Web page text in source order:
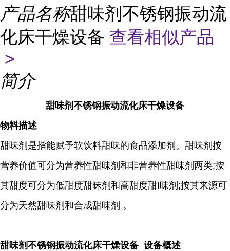
产品名称甜味剂不锈钢振动流
化床干燥设备 查看相似产品
>
简介
甜味剂不锈钢振动流化床干燥设备
物料描述
甜味剂是指能赋予软饮料甜味的食品添加剂。甜味剂按
营养价值可分为营养性甜味剂和非营养性甜味剂两类;按
其甜度可分为低甜度甜昧剂和高甜度甜I味剂;按其来源可
分为天然甜味剂和合成甜味剂 。
甜味剂不锈钢振动流化床干燥设备 设备概述